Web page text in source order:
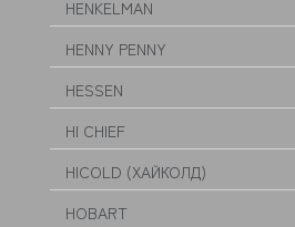
HENKELMAN
HENNY PENNY
HESSEN
HI CHIEF
HICOLD (ХАЙКОЛД)
HOBART